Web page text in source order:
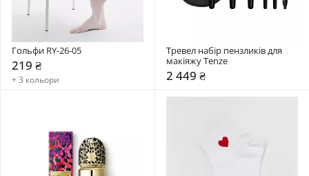
Гольфи RY-26-05
219 ₴
+ 3 кольори
Тревел набір пензликів для
макіяжу Tenze
2 449 ₴